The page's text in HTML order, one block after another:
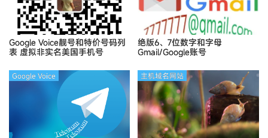
Google Voice靓号和特价号码列
表 虚拟非实名美国手机号
绝版6、7位数字和字母
Gmail/Google账号
Google Voice 主机域名网站